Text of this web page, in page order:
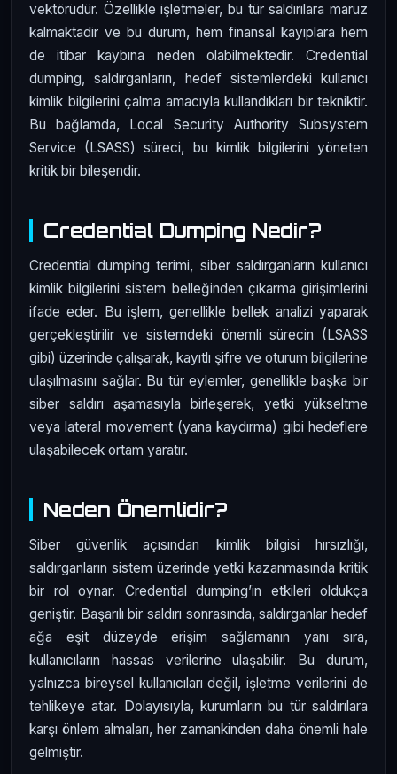
vektörüdür. Özellikle işletmeler, bu tür saldırılara maruz
kalmaktadir ve bu durum, hem finansal kayıplara hem
de itibar kaybına neden olabilmektedir. Credential
dumping, saldırganların, hedef sistemlerdeki kullanıcı
kimlik bilgilerini çalma amacıyla kullandıkları bir tekniktir.
Bu bağlamda, Local Security Authority Subsystem
Service (LSASS) süreci, bu kimlik bilgilerini yöneten
kritik bir bileşendir.
Credential Dumping Nedir?
Credential dumping terimi, siber saldırganların kullanıcı
kimlik bilgilerini sistem belleğinden çıkarma girişimlerini
ifade eder. Bu işlem, genellikle bellek analizi yaparak
gerçekleştirilir ve sistemdeki önemli sürecin (LSASS
gibi) üzerinde çalışarak, kayıtlı şifre ve oturum bilgilerine
ulaşılmasını sağlar. Bu tür eylemler, genellikle başka bir
siber saldırı aşamasıyla birleşerek, yetki yükseltme
veya lateral movement (yana kaydırma) gibi hedeflere
ulaşabilecek ortam yaratır.
Neden Önemlidir?
Siber güvenlik açısından kimlik bilgisi hırsızlığı,
saldırganların sistem üzerinde yetki kazanmasında kritik
bir rol oynar. Credential dumping’in etkileri oldukça
geniştir. Başarılı bir saldırı sonrasında, saldırganlar hedef
ağa eşit düzeyde erişim sağlamanın yanı sıra,
kullanıcıların hassas verilerine ulaşabilir. Bu durum,
yalnızca bireysel kullanıcıları değil, işletme verilerini de
tehlikeye atar. Dolayısıyla, kurumların bu tür saldırılara
karşı önlem almaları, her zamankinden daha önemli hale
gelmiştir.